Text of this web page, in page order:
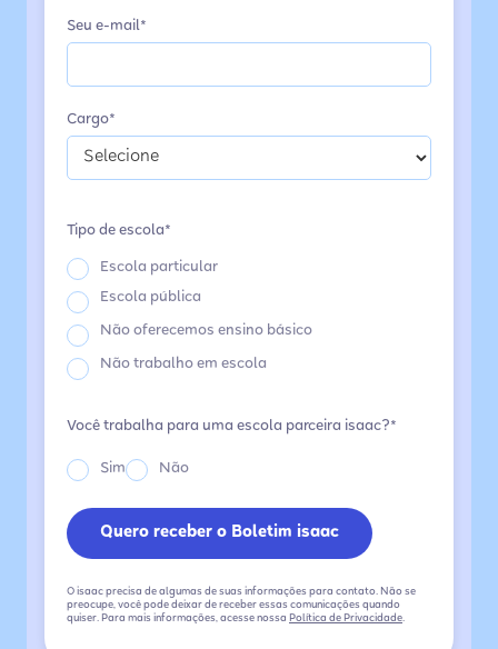
Seu e-mail*
Cargo*
Tipo de escola*
Escola particular
Escola pública
Não oferecemos ensino básico
Não trabalho em escola
Você trabalha para uma escola parceira isaac?*
Sim Não
O isaac precisa de algumas de suas informações para contato. Não se
preocupe, você pode deixar de receber essas comunicações quando
quiser. Para mais informações, acesse nossa Política de Privacidade.